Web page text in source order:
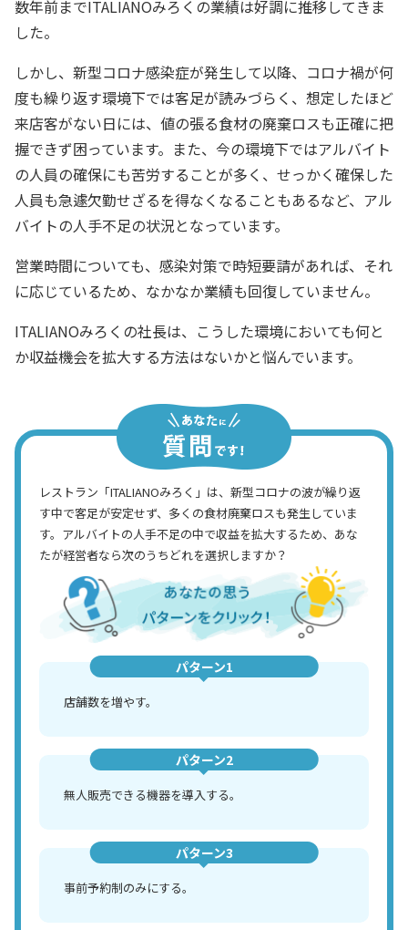
数年前までITALIANOみろくの業績は好調に推移してきま
した。
しかし、新型コロナ感染症が発生して以降、コロナ禍が何
度も繰り返す環境下では客足が読みづらく、想定したほど
来店客がない日には、値の張る食材の廃棄ロスも正確に把
握できず困っています。また、今の環境下ではアルバイト
の人員の確保にも苦労することが多く、せっかく確保した
人員も急遽欠勤せざるを得なくなることもあるなど、アル
バイトの人手不足の状況となっています。
営業時間についても、感染対策で時短要請があれば、それ
に応じているため、なかなか業績も回復していません。
ITALIANOみろくの社長は、こうした環境においても何と
か収益機会を拡大する方法はないかと悩んでいます。
レストラン「ITALIANOみろく」は、新型コロナの波が繰り返
す中で客足が安定せず、多くの食材廃棄ロスも発生していま
す。アルバイトの人手不足の中で収益を拡大するため、あな
たが経営者なら次のうちどれを選択しますか？
パターン1
店舗数を増やす。
パターン2
無人販売できる機器を導入する。
パターン3
事前予約制のみにする。